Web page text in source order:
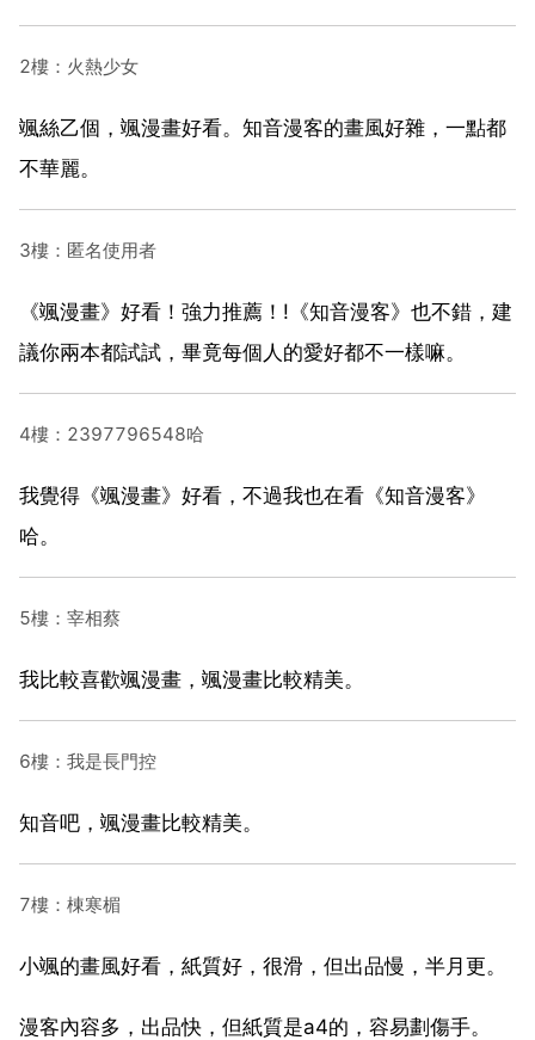
2樓：火熱少女
颯絲乙個，颯漫畫好看。知音漫客的畫風好雜，一點都
不華麗。
3樓：匿名使用者
《颯漫畫》好看！強力推薦！!《知音漫客》也不錯，建
議你兩本都試試，畢竟每個人的愛好都不一樣嘛。
4樓：2397796548哈
我覺得《颯漫畫》好看，不過我也在看《知音漫客》
哈。
5樓：宰相蔡
我比較喜歡颯漫畫，颯漫畫比較精美。
6樓：我是長門控
知音吧，颯漫畫比較精美。
7樓：棟寒楣
小颯的畫風好看，紙質好，很滑，但出品慢，半月更。
漫客內容多，出品快，但紙質是a4的，容易劃傷手。